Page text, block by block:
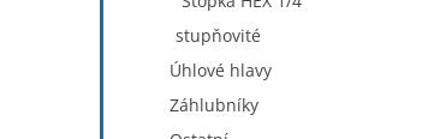
stupňovité
Úhlové hlavy
Záhlubníky